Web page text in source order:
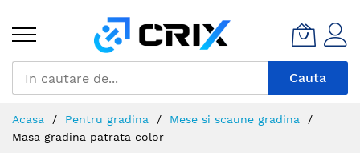
Continut
Cauta
Acasa Pentru gradina
Mese si scaune gradina
Masa gradina patrata color